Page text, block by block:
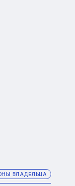
ВЛАДЕЛЬЦА